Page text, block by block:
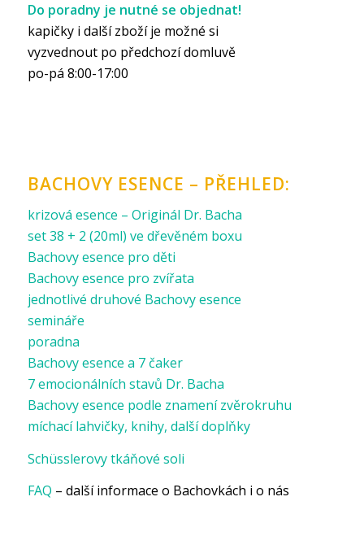
Do poradny je nutné se objednat!
kapičky i další zboží je možné si
vyzvednout po předchozí domluvě
po-pá 8:00-17:00
BACHOVY ESENCE – PŘEHLED:
krizová esence – Originál Dr. Bacha
set 38 + 2 (20ml) ve dřevěném boxu
Bachovy esence pro děti
Bachovy esence pro zvířata
jednotlivé druhové Bachovy esence
semináře
poradna
Bachovy esence a 7 čaker
7 emocionálních stavů Dr. Bacha
Bachovy esence podle znamení zvěrokruhu
míchací lahvičky, knihy, další doplňky
Schüsslerovy tkáňové soli
FAQ – další informace o Bachovkách i o nás